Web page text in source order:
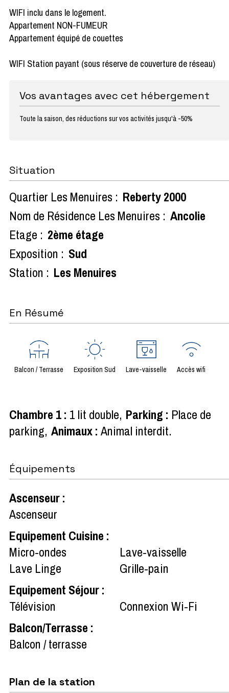
WIFI inclu dans le logement.
Appartement NON-FUMEUR
Appartement équipé de couettes
WIFI Station payant (sous réserve de couverture de réseau)
Vos avantages avec cet hébergement
Toute la saison, des réductions sur vos activités jusqu'à -50%
Situation
Quartier Les Menuires : Reberty 2000
Nom de Résidence Les Menuires : Ancolie
Etage : 2ème étage
Exposition : Sud
Station : Les Menuires
En Résumé
Balcon / Terrasse Exposition Sud Lave-vaisselle Accès wifi
Chambre 1: 1 lit double Parking : Place de
parking Animaux: Animal interdit
Équipements
Ascenseur:
Ascenseur
Equipement Cuisine :
Micro-ondes
Lave-vaisselle
Lave Linge
Grille-pain
Equipement Séjour:
Télévision
Connexion Wi-Fi
Balcon/Terrasse :
Balcon / terrasse
Plan de la station